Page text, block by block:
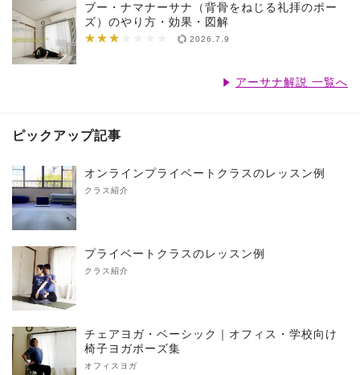
ブー・ナマナーサナ（背骨をねじる礼拝のポー
ズ）のやり方・効果・図解
★★★
★★★★★★★ 2026.7.9
アーサナ解説 一覧へ
ピックアップ記事
オンラインプライベートクラスのレッスン例
クラス紹介
プライベートクラスのレッスン例
クラス紹介
チェアヨガ・ベーシック｜オフィス・学校向け
椅子ヨガポーズ集
オフィスヨガ